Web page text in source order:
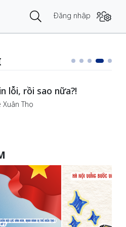
Đăng nhập
đẹp của khoa học nhân
Nguyệt Linh